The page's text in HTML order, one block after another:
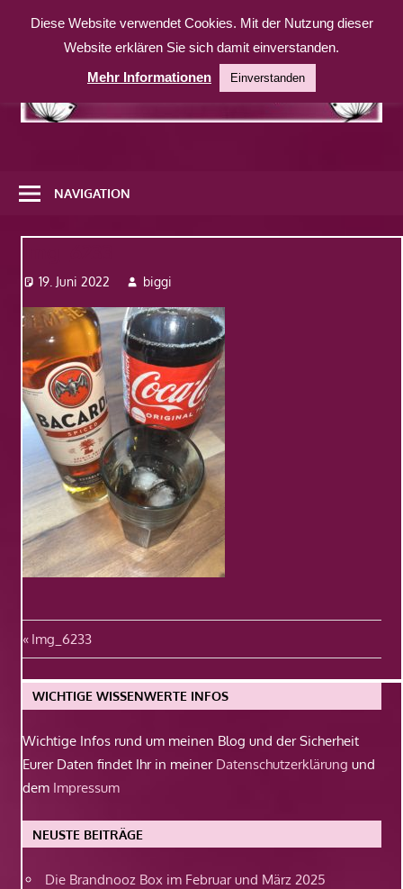
Inhalt
weitere
Website
NAVIGATION
19. Juni 2022 biggi
Beitragsnavigation
Vorheriger
Beitrag:
Img_6233
WICHTIGE WISSENWERTE INFOS
Wichtige Infos rund um meinen Blog und der Sicherheit
Eurer Daten findet Ihr in meiner Datenschutzerklärung und
dem Impressum
NEUSTE BEITRÄGE
Die Brandnooz Box im Februar und März 2025
Diese Website verwendet Cookies. Mit der Nutzung dieser
Website erklären Sie sich damit einverstanden.
Mehr Informationen
Einverstanden